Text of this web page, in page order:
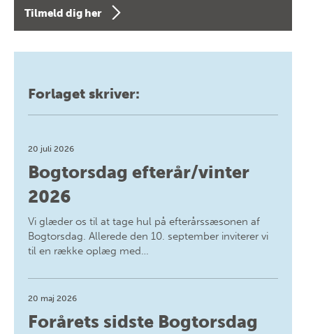
Tilmeld dig her
Forlaget skriver:
20 juli 2026
Bogtorsdag efterår/vinter
2026
Vi glæder os til at tage hul på efterårssæsonen af
Bogtorsdag. Allerede den 10. september inviterer vi
til en række oplæg med…
20 maj 2026
Forårets sidste Bogtorsdag